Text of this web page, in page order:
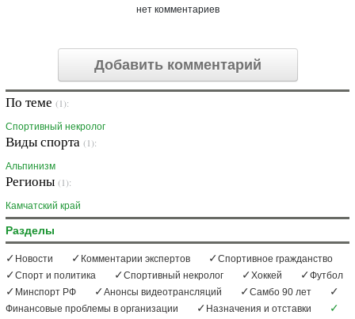
нет комментариев
Добавить комментарий
По теме (1):
Спортивный некролог
Виды спорта (1):
Альпинизм
Регионы (1):
Камчатский край
Разделы
Новости Комментарии экспертов
Спортивное гражданство
Спорт и политика
Спортивный некролог Хоккей
Футбол
Минспорт РФ
Анонсы видеотрансляций
Самбо 90 лет
Финансовые проблемы в организации
Назначения и отставки